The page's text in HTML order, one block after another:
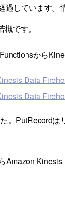
しています。
です。
から
Data
Data
。PutRecordは
Amazon